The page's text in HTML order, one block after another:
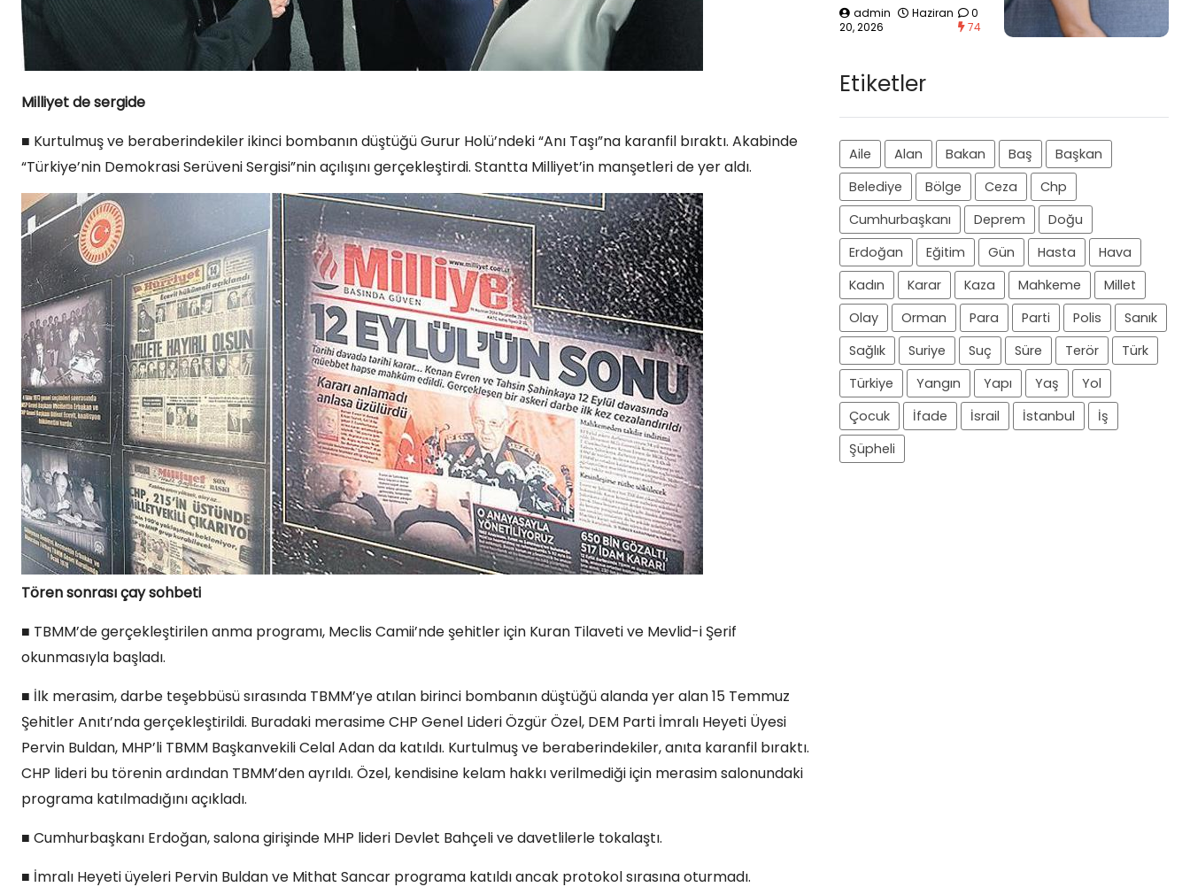
Milliyet de sergide
■ Kurtulmuş ve beraberindekiler ikinci bombanın düştüğü Gurur Holü’ndeki “Anı Taşı”na karanfil bıraktı. Akabinde
“Türkiye’nin Demokrasi Serüveni Sergisi”nin açılışını gerçekleştirdi. Stantta Milliyet’in manşetleri de yer aldı.
Tören sonrası çay sohbeti
■ TBMM’de gerçekleştirilen anma programı, Meclis Camii’nde şehitler için Kuran Tilaveti ve Mevlid-i Şerif
okunmasıyla başladı.
■ İlk merasim, darbe teşebbüsü sırasında TBMM’ye atılan birinci bombanın düştüğü alanda yer alan 15 Temmuz
Şehitler Anıtı’nda gerçekleştirildi. Buradaki merasime CHP Genel Lideri Özgür Özel, DEM Parti İmralı Heyeti Üyesi
Pervin Buldan, MHP’li TBMM Başkanvekili Celal Adan da katıldı. Kurtulmuş ve beraberindekiler, anıta karanfil bıraktı.
CHP lideri bu törenin ardından TBMM’den ayrıldı. Özel, kendisine kelam hakkı verilmediği için merasim salonundaki
programa katılmadığını açıkladı.
■ Cumhurbaşkanı Erdoğan, salona girişinde MHP lideri Devlet Bahçeli ve davetlilerle tokalaştı.
■ İmralı Heyeti üyeleri Pervin Buldan ve Mithat Sancar programa katıldı ancak protokol sırasına oturmadı.
admin
Haziran
20, 2026
0
74
Etiketler
Aile Alan Bakan Baş
Başkan
Belediye
Bölge Ceza
Chp
Cumhurbaşkanı
Deprem
Doğu
Erdoğan
Eğitim Gün Hasta
Hava
Kadın
Karar Kaza Mahkeme
Millet
Olay
Orman Para Parti Polis
Sanık
Sağlık
Suriye Suç Süre Terör
Türk
Türkiye
Yangın Yapı Yaş
Yol
Çocuk
İfade İsrail İstanbul
İş
Şüpheli